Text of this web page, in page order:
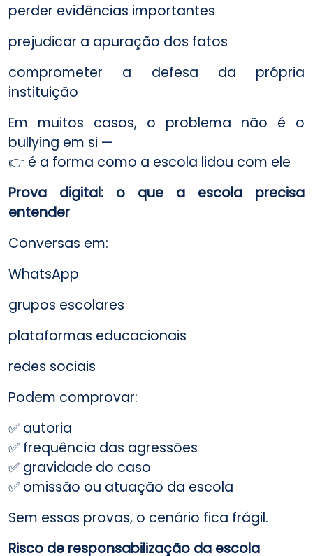
perder evidências importantes
prejudicar a apuração dos fatos
comprometer a defesa da própria
instituição
Em muitos casos, o problema não é o
bullying em si —
👉 é a forma como a escola lidou com ele
Prova digital: o que a escola precisa
entender
Conversas em:
WhatsApp
grupos escolares
plataformas educacionais
redes sociais
Podem comprovar:
✅ autoria
✅ frequência das agressões
✅ gravidade do caso
✅ omissão ou atuação da escola
Sem essas provas, o cenário fica frágil.
Risco de responsabilização da escola